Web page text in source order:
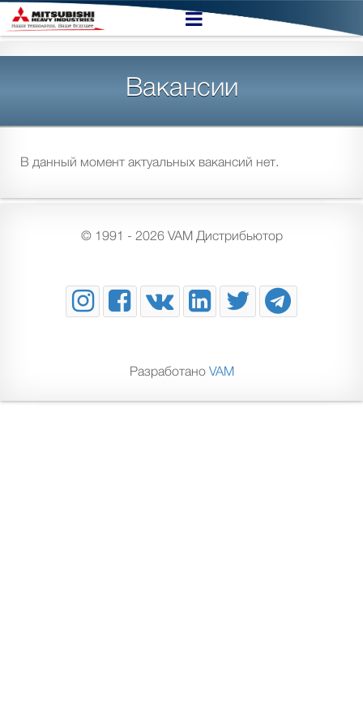
Вакансии
В данный момент актуальных вакансий нет.
© 1991 - 2026 VAM Дистрибьютор
Разработано VAM